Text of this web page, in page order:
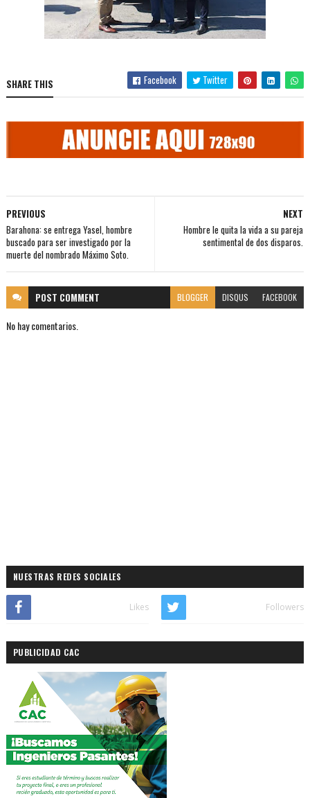
SHARE THIS Facebook Twitter
NEXT
Hombre le quita la vida a su pareja
sentimental de dos disparos.
PREVIOUS
Barahona: se entrega Yasel, hombre
buscado para ser investigado por la
muerte del nombrado Máximo Soto.
POST COMMENT BLOGGER DISQUS FACEBOOK
No hay comentarios.
NUESTRAS REDES SOCIALES
Likes Followers
PUBLICIDAD CAC